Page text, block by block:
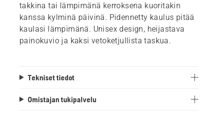
takkina tai lämpimänä kerroksena kuoritakin
kanssa kylminä päivinä. Pidennetty kaulus pitää
kaulasi lämpimänä. Unisex design, heijastava
painokuvio ja kaksi vetoketjullista taskua.
Tekniset tiedot
Omistajan tukipalvelu